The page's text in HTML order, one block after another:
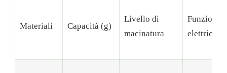
Materiali Capacità (g)
Livello di
macinatura
Funzione
elettrica